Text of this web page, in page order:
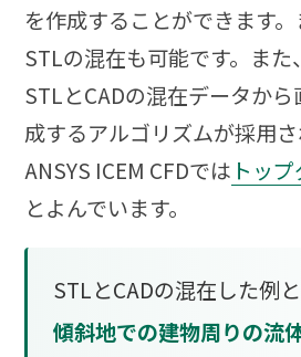
を作成することができます
STLの混在も可能です。ま
STLとCADの混在データか
成するアルゴリズムが採用さ
ANSYS ICEM CFDでは トッ
とよんでいます。
STLとCADの混在した例
傾斜地での建物周りの流